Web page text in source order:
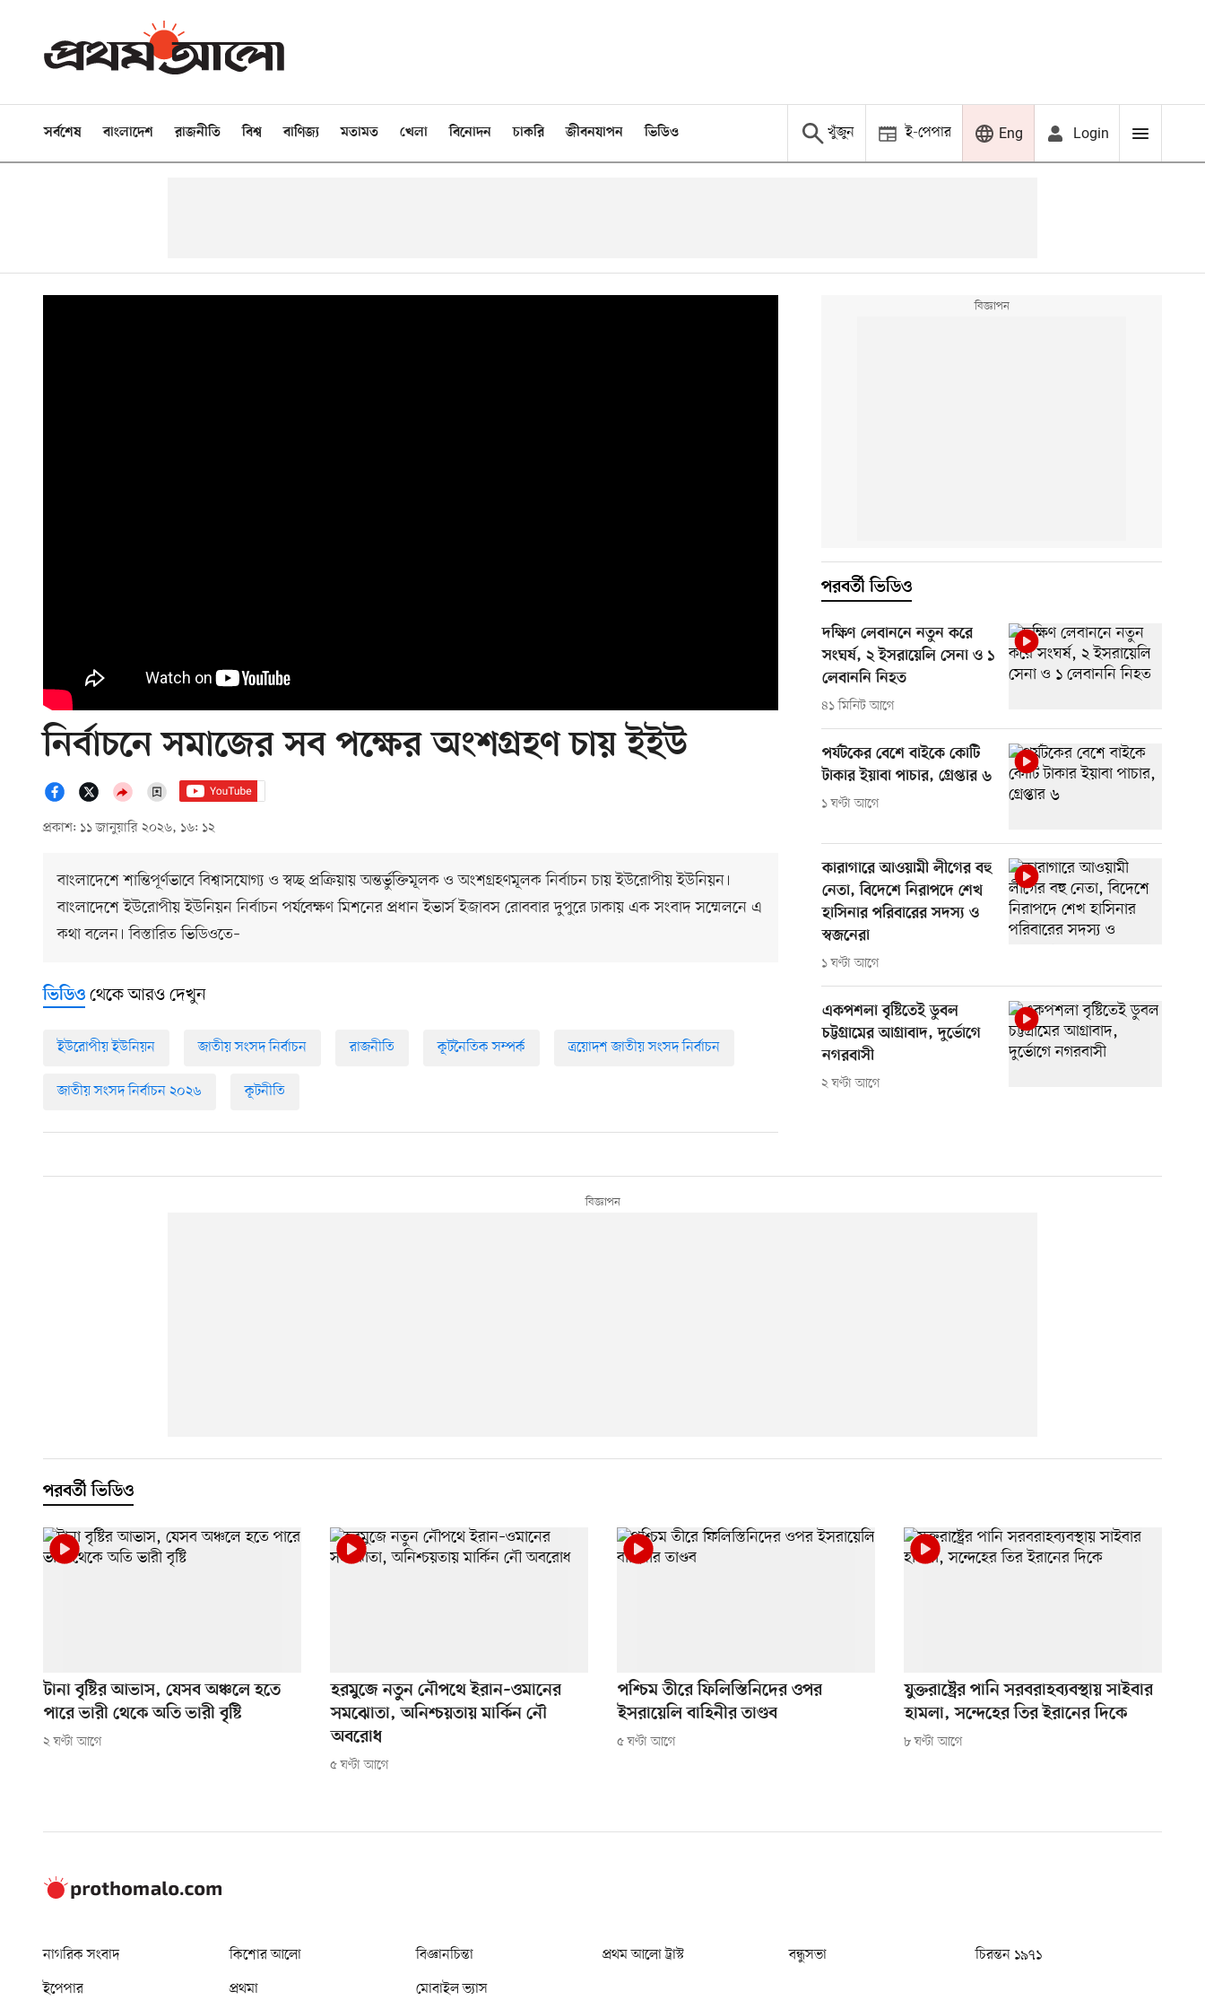
সর্বশেষ বাংলাদেশ রাজনীতি বিশ্ব বাণিজ্য মতামত খেলা বিনোদন চাকরি জীবনযাপন ভিডিও খুঁজুন ই-পেপার Eng Login
নির্বাচনে সমাজের সব পক্ষের অংশগ্রহণ চায় ইইউ
প্রকাশ: ১১ জানুয়ারি ২০২৬, ১৬: ১২
বাংলাদেশে শান্তিপূর্ণভাবে বিশ্বাসযোগ্য ও স্বচ্ছ প্রক্রিয়ায় অন্তর্ভুক্তিমূলক ও অংশগ্রহণমূলক নির্বাচন চায় ইউরোপীয় ইউনিয়ন।
বাংলাদেশে ইউরোপীয় ইউনিয়ন নির্বাচন পর্যবেক্ষণ মিশনের প্রধান ইভার্স ইজাবস রোববার দুপুরে ঢাকায় এক সংবাদ সম্মেলনে এ
কথা বলেন। বিস্তারিত ভিডিওতে–
পরবর্তী ভিডিও
দক্ষিণ লেবাননে নতুন করে
সংঘর্ষ, ২ ইসরায়েলি সেনা ও ১
লেবাননি নিহত
৪১ মিনিট আগে
পর্যটকের বেশে বাইকে কোটি
টাকার ইয়াবা পাচার, গ্রেপ্তার ৬
১ ঘণ্টা আগে
কারাগারে আওয়ামী লীগের বহু
নেতা, বিদেশে নিরাপদে শেখ
হাসিনার পরিবারের সদস্য ও
স্বজনেরা
১ ঘণ্টা আগে
একপশলা বৃষ্টিতেই ডুবল
চট্টগ্রামের আগ্রাবাদ, দুর্ভোগে
নগরবাসী
২ ঘণ্টা আগে
ভিডিও থেকে আরও দেখুন
ইউরোপীয় ইউনিয়ন জাতীয় সংসদ নির্বাচন রাজনীতি কূটনৈতিক সম্পর্ক ত্রয়োদশ জাতীয় সংসদ নির্বাচন
জাতীয় সংসদ নির্বাচন ২০২৬ কূটনীতি
পরবর্তী ভিডিও
টানা বৃষ্টির আভাস, যেসব অঞ্চলে হতে
পারে ভারী থেকে অতি ভারী বৃষ্টি
২ ঘণ্টা আগে
হরমুজে নতুন নৌপথে ইরান–ওমানের
সমঝোতা, অনিশ্চয়তায় মার্কিন নৌ
অবরোধ
৫ ঘণ্টা আগে
পশ্চিম তীরে ফিলিস্তিনিদের ওপর
ইসরায়েলি বাহিনীর তাণ্ডব
৫ ঘণ্টা আগে
যুক্তরাষ্ট্রের পানি সরবরাহব্যবস্থায় সাইবার
হামলা, সন্দেহের তির ইরানের দিকে
৮ ঘণ্টা আগে
নাগরিক সংবাদ কিশোর আলো বিজ্ঞানচিন্তা প্রথম আলো ট্রাস্ট বন্ধুসভা
চিরন্তন ১৯৭১
ইপেপার
প্রথমা মোবাইল ভ্যাস